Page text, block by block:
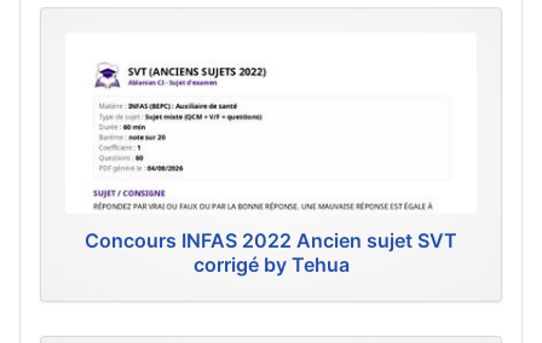
Concours INFAS 2022 Ancien sujet SVT
corrigé by Tehua